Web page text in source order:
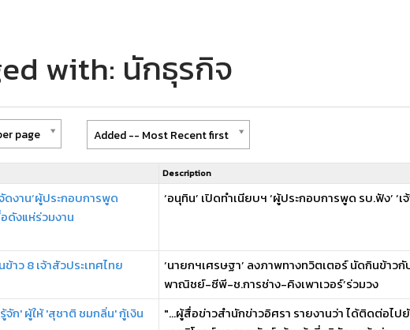
with: นักธุรกิจ
page Added -- Most Recent first
Description
ดงาน‘ผู้ประกอบการพูด
ดังแห่ร่วมงาน
‘อนุทิน’ เปิดทำเนียบฯ ‘ผู้ประกอบการพูด รบ.ฟัง’
าว 8 เจ้าสัวประเทศไทย
‘นายกฯเศรษฐา’ ลงภาพทางทวิตเตอร์ นัดกินข้าว
พาณิชย์-ซีพี-ช.การช่าง-คิงเพาเวอร์’ร่วมวง
จัก' ผู้ให้ 'สุชาติ ชมกลิ่น' กู้เงิน
"...ผู้สื่อข่าวสำนักข่าวอิศรา รายงานว่า ได้ติดต่อ